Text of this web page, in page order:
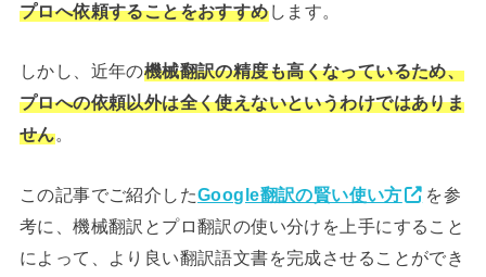
プロへ依頼することをおすすめします。
しかし、近年の機械翻訳の精度も高くなっているため、
プロへの依頼以外は全く使えないというわけではありま
せん。
この記事でご紹介したGoogle翻訳の賢い使い方
を参
考に、機械翻訳とプロ翻訳の使い分けを上手にすること
によって、より良い翻訳語文書を完成させることができ